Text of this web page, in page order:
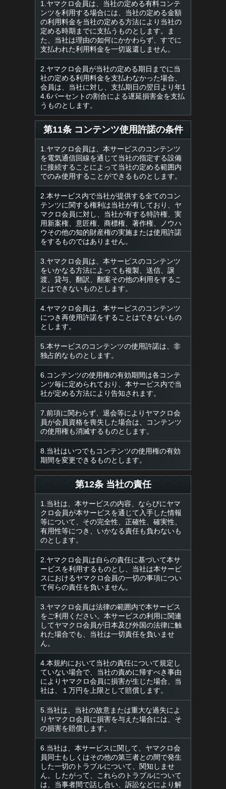
1.ヤマクロ会員は、当社の定める有料コンテ
ンツを利用する場合には、当社の定める金額
の利用料金を当社の定める方法により当社の
定める時期までに支払うものとします。ま
た、当社は理由の如何にかかわらず、すでに
支払われた利用料金を一切返還しません。
2.ヤマクロ会員が当社の定める期日までに当
社の定める利用料金を支払わなかった場合、
会員は、当社に対し、支払期日の翌日より年1
4.6パーセントの割合による遅延損害金を支払
うものとします。
第11条 コンテンツ使用許諾の条件
1.ヤマクロ会員は、本サービスのコンテンツ
を電気通信回線を通じて当社の指定する設備
に接続することによって当社の定める範囲内
でのみ使用することができるものとします。
2.本サービス内で当社が提供する全てのコン
テンツに関する権利は当社が有しており、ヤ
マクロ会員に対し、当社が有する特許権、実
用新案権、意匠権、商標権、著作権、ノウハ
ウその他の知的財産権の実施または使用許諾
をするものではありません。
3.ヤマクロ会員は、本サービスのコンテンツ
をいかなる方法によっても複製、送信、譲
渡、貸与、翻訳、翻案その他の利用をするこ
とはできないものとします。
4.ヤマクロ会員は、本サービスのコンテンツ
につき再使用許諾をすることはできないもの
とします。
5.本サービスのコンテンツの使用許諾は、非
独占的なものとします。
6.コンテンツの使用権の有効期間は各コンテ
ンツ毎に定められており、本サービス内で当
社が定める方法により告知されます。
7.前項に関わらず、退会等によりヤマクロ会
員が会員資格を喪失した場合は、コンテンツ
の使用権も消滅するものとします。
8.当社はいつでもコンテンツの使用権の有効
期間を変更できるものとします。
第12条 当社の責任
1.当社は、本サービスの内容、ならびにヤマ
クロ会員が本サービスを通じて入手した情報
等について、その完全性、正確性、確実性、
有用性等につき、いかなる責任も負わないも
のとします。
2.ヤマクロ会員は自らの責任に基づいて本サ
ービスを利用するものとし、当社は本サービ
スにおけるヤマクロ会員の一切の事項につい
て何らの責任を負いません。
3.ヤマクロ会員は法律の範囲内で本サービス
をご利用ください。本サービスの利用に関連
してヤマクロ会員が日本及び外国の法律に触
れた場合でも、当社は一切責任を負いませ
ん。
4.本規約において当社の責任について規定し
ていない場合で、当社の責めに帰すべき事由
によりヤマクロ会員に損害が生じた場合、当
社は、１万円を上限として賠償します。
5.当社は、当社の故意または重大な過失によ
りヤマクロ会員に損害を与えた場合には、そ
の損害を賠償します。
6.当社は、本サービスに関して、ヤマクロ会
員同士もしくはその他の第三者との間で発生
した一切のトラブルについて、関知しませ
ん。したがって、これらのトラブルについて
は、当事者間で話し合い、訴訟などにより解